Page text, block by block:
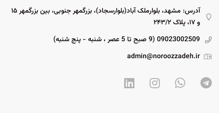
آدرس: مشهد، بلوارملک آباد(بلوارسجاد)، بزرگمهر جنوبی، بین بزرگمهر ۱۵
و ۱۷، پلاک ۲۴۳/۲
09023002509 (9 صبح تا 5 عصر ، شنبه - پنج شنبه)
admin@noroozzadeh.ir